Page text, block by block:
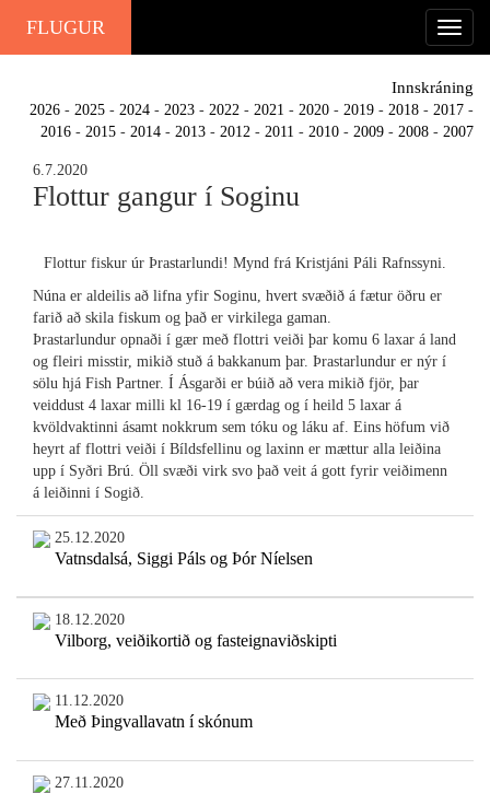
FLUGUR
Innskráning
2026 - 2025 - 2024 - 2023 - 2022 - 2021 - 2020 - 2019 - 2018 - 2017 -
2016 - 2015 - 2014 - 2013 - 2012 - 2011 - 2010 - 2009 - 2008 - 2007
6.7.2020
Flottur gangur í Soginu
Flottur fiskur úr Þrastarlundi! Mynd frá Kristjáni Páli Rafnssyni.
Núna er aldeilis að lifna yfir Soginu, hvert svæðið á fætur öðru er
farið að skila fiskum og það er virkilega gaman.
Þrastarlundur opnaði í gær með flottri veiði þar komu 6 laxar á land
og fleiri misstir, mikið stuð á bakkanum þar. Þrastarlundur er nýr í
sölu hjá Fish Partner. Í Ásgarði er búið að vera mikið fjör, þar
veiddust 4 laxar milli kl 16-19 í gærdag og í heild 5 laxar á
kvöldvaktinni ásamt nokkrum sem tóku og láku af. Eins höfum við
heyrt af flottri veiði í Bíldsfellinu og laxinn er mættur alla leiðina
upp í Syðri Brú. Öll svæði virk svo það veit á gott fyrir veiðimenn
á leiðinni í Sogið.
25.12.2020
Vatnsdalsá, Siggi Páls og Þór Níelsen
18.12.2020
Vilborg, veiðikortið og fasteignaviðskipti
11.12.2020
Með Þingvallavatn í skónum
27.11.2020